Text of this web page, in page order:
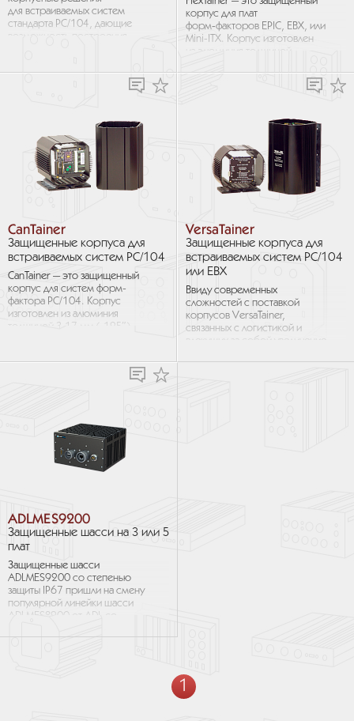
для встраиваемых систем
стандарта PC/104, дающие
компьютерных систем...
корпус для плат
форм‑факторов EPIC, EBX, или
Mini-ITX. Корпус изготовлен
и предназначен для
CanTainer
Защищенные корпуса для
встраиваемых систем PC/104
CanTainer — это защищенный
корпус для систем форм-
фактора PC/104. Корпус
изготовлен из алюминия
толщиной 3,17 мм (.125″)
в неблагоприятных...
VersaTainer
Защищенные корпуса для
встраиваемых систем PC/104
или EBX
Ввиду современных
сложностей с поставкой
корпусов VersaTainer,
связанных с логистикой и
влекущих за собой увеличение
ADLMES9200
Защищенные шасси на 3 или 5
плат
Защищенные шасси
ADLMES9200 со степенью
защиты IP67 пришли на смену
популярной линейки шасси
ADLMES8200 от ADL со
1